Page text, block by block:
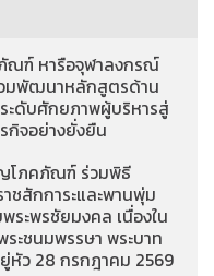
ณฑ์ หารือจุฬาลงกรณ์
มพัฒนาหลักสูตรด้าน
ะดับศักยภาพผู้บริหารสู่
กิจอย่างยั่งยืน
โภคภัณฑ์ ร่วมพิธี
ชสักการะและพานพุ่ม
ระพรชัยมงคล เนื่องใน
ระชนมพรรษา พระบาท
ยู่หัว 28 กรกฎาคม 2569